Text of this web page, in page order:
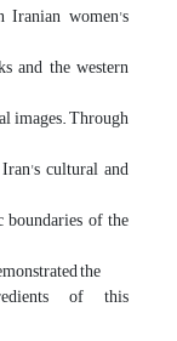
women's
and the western
images. Through
cultural and
boundaries of the
the
of this